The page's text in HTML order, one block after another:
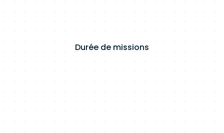
Durée de missions